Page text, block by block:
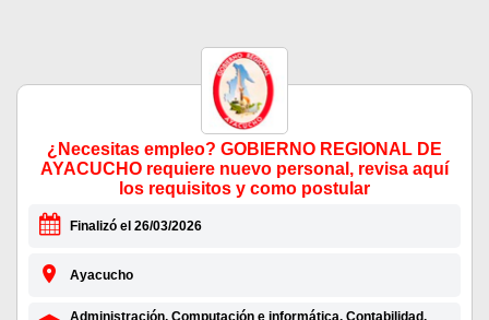
¿Necesitas empleo? GOBIERNO REGIONAL DE
AYACUCHO requiere nuevo personal, revisa aquí
los requisitos y como postular
Finalizó el 26/03/2026
Ayacucho